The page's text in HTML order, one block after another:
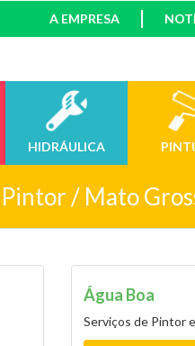
A EMPRESA
HIDRÁULICA
Pintor / Mato
Água Boa
Serviços de Pintor